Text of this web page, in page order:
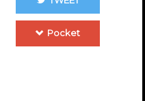
Pocket